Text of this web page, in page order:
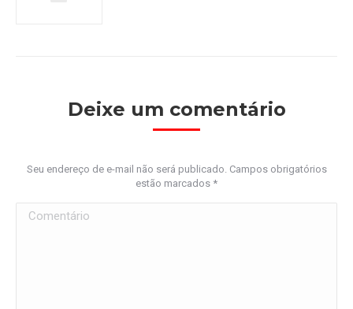
Deixe um comentário
Seu endereço de e-mail não será publicado. Campos obrigatórios
estão marcados *
Comentário